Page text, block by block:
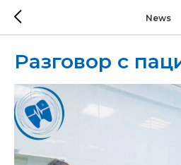
News
Разговор с